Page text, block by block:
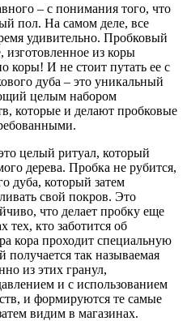
– с понимания того, что
пол. На самом деле, все
удивительно. Пробковый
изготовленное из коры
коры! И не стоит путать ее с
дуба – это уникальный
целым набором
которые и делают пробковые
целый ритуал, который
дерева. Пробка не рубится,
дуба, который затем
свой покров. Это
что делает пробку еще
тех, кто заботится об
кора проходит специальную
получается так называемая
из этих гранул,
и с использованием
и формируются те самые
видим в магазинах.